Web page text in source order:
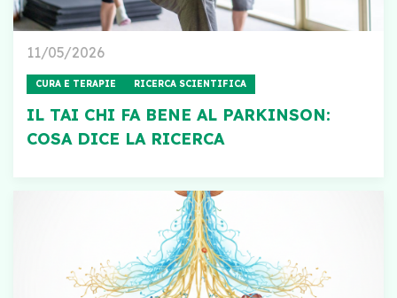
11/05/2026
CURA E TERAPIE RICERCA SCIENTIFICA
IL TAI CHI FA BENE AL PARKINSON:
COSA DICE LA RICERCA